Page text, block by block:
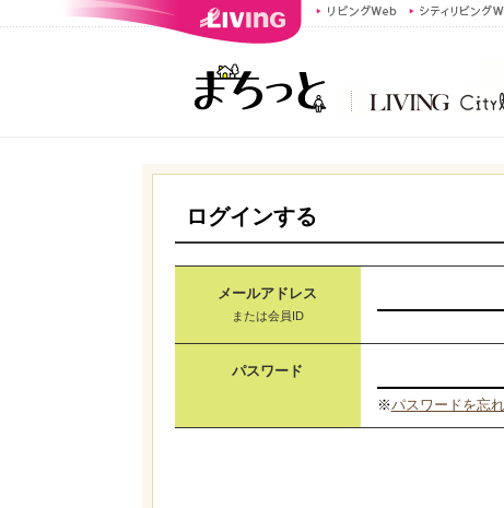
ログインする
メールアドレス
または会員ID
パスワード
※パスワードを忘